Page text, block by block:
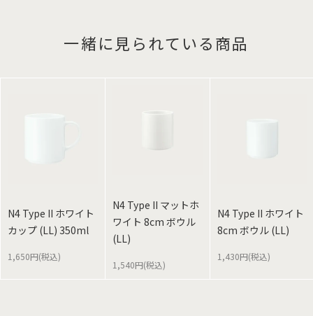
一緒に見られている商品
N4 Type II ホワイト
カップ (LL) 350ml
1,650円(税込)
N4 Type II マットホ
ワイト 8cm ボウル
(LL)
1,540円(税込)
N4 Type II ホワイト
8cm ボウル (LL)
1,430円(税込)